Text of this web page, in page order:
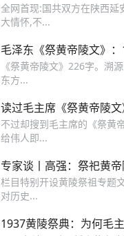
全网首现:国共双方在陕西延
大情怀,不...
毛泽东《祭黄帝陵文》
《祭黄帝陵文》226字。溯
东方...
读过毛主席《祭黄帝陵
不过却搜到毛主席的《祭黄
给伟人即...
专家谈丨高强：祭祀黄
栏目特别开设黄陵祭祖专题
对历史...
1937黄陵祭典：为何毛